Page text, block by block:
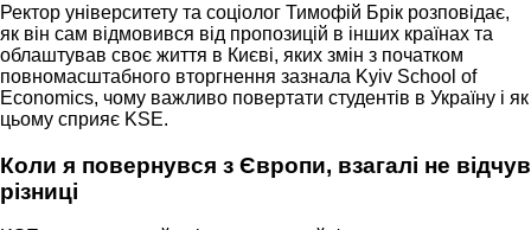
Ректор університету та соціолог Тимофій Брік розповідає,
як він сам відмовився від пропозицій в інших країнах та
облаштував своє життя в Києві, яких змін з початком
повномасштабного вторгнення зазнала Kyiv School of
Economics, чому важливо повертати студентів в Україну і як
цьому сприяє KSE.
Коли я повернувся з Європи, взагалі не відчув
різниці